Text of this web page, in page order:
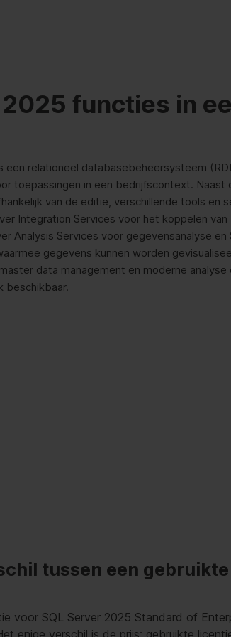
functies in
een relationeel databasebeheersysteem
toepassingen in een bedrijfscontext. Naast
van de editie, verschillende tools en
Integration Services voor het koppelen van
Analysis Services voor gegevensanalyse en
gegevens kunnen worden
data management en moderne analyse
beschikbaar.
tussen een
voor SQL Server 2025 Standard of
enige verschil is de prijs: gebruikte